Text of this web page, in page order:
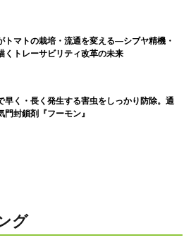
トマトの栽培・流通を変える―シブヤ精機・
くトレーサビリティ改革の未来
早く・長く発生する害虫をしっかり防除。通
門封鎖剤『フーモン』
グ